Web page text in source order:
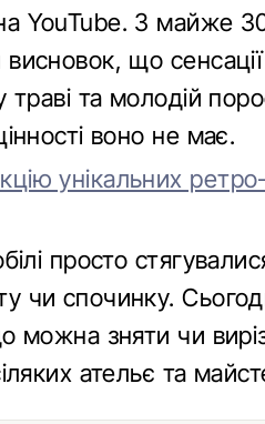
YouTube. З майже
що
та молодій
воно не має.
унікальних
просто
чи спочинку.
можна зняти чи
ательє та